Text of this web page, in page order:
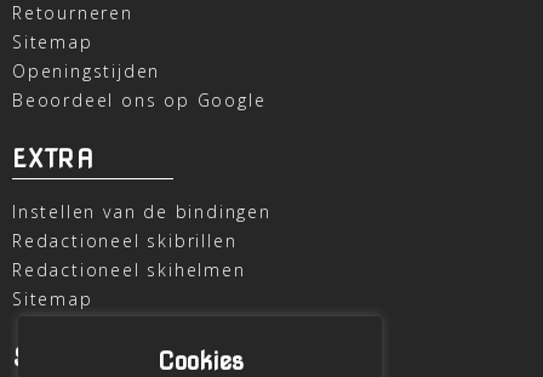
Retourneren
Sitemap
Openingstijden
Beoordeel ons op Google
EXTRA
Instellen van de bindingen
Redactioneel skibrillen
Redactioneel skihelmen
Sitemap
SKI OUTLETCookies